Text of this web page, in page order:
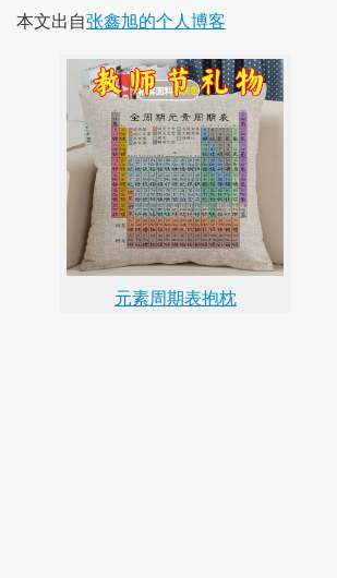
本文出自张鑫旭的个人博客
元素周期表抱枕